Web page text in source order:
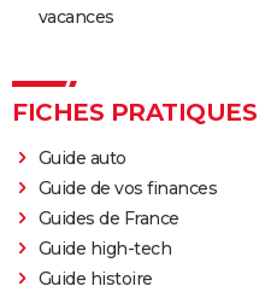
vacances
FICHES PRATIQUES
Guide auto
Guide de vos finances
Guides de France
Guide high-tech
Guide histoire